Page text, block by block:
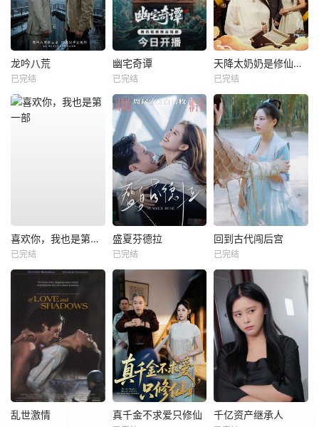
龙吟八荒
已完结
幽宅奇谭
已完结
天降太奶奶是修仙老祖
已完结
喜欢你，我也是第一部
已完结
盛夏芬德拉
已完结
回到古代闯后宫
已完结
乱世激情 真千金不求爱只修仙 千亿资产继承人